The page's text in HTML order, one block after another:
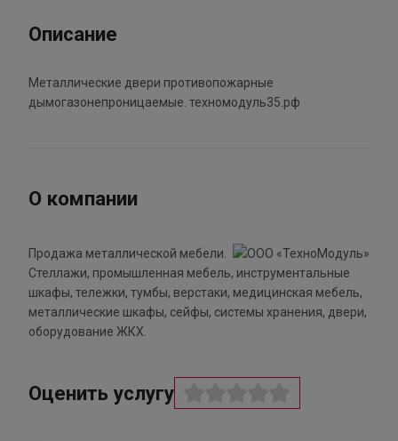
Описание
Металлические двери противопожарные
дымогазонепроницаемые. техномодуль35.рф
О компании
Продажа металлической мебели.
Стеллажи, промышленная мебель, инструментальные
шкафы, тележки, тумбы, верстаки, медицинская мебель,
металлические шкафы, сейфы, системы хранения, двери,
оборудование ЖКХ.
Оценить услугу